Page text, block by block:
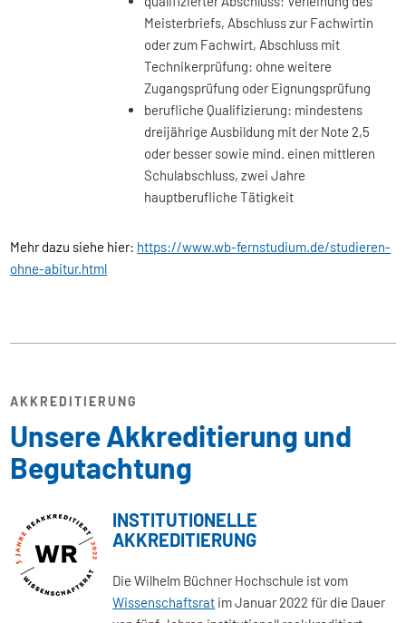
Meisterbriefs, Abschluss zur Fachwirtin
oder zum Fachwirt, Abschluss mit
Technikerprüfung: ohne weitere
Zugangsprüfung oder Eignungsprüfung
berufliche Qualifizierung: mindestens
dreijährige Ausbildung mit der Note 2,5
oder besser sowie mind. einen mittleren
Schulabschluss, zwei Jahre
hauptberufliche Tätigkeit
Mehr dazu siehe hier: https://www.wb-fernstudium.de/studieren-
ohne-abitur.html
AKKREDITIERUNG
Unsere Akkreditierung und
Begutachtung
INSTITUTIONELLE
AKKREDITIERUNG
Die Wilhelm Büchner Hochschule ist vom
Wissenschaftsrat im Januar 2022 für die Dauer